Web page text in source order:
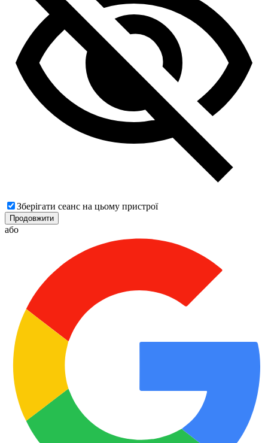
Зберігати сеанс на цьому пристрої
Продовжити
або